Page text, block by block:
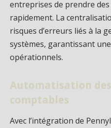
entreprises de prendre
rapidement. La
risques d’erreurs liés à la
systèmes, garantissant
opérationnels.
Automatisation
comptables
Avec l’intégration de